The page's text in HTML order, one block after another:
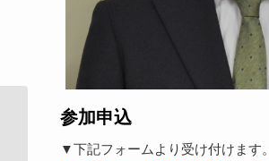
参加申込
▼下記フォームより受け付けます。
8/28(木) 大学における学習履歴データ
&生成AI活用最前...